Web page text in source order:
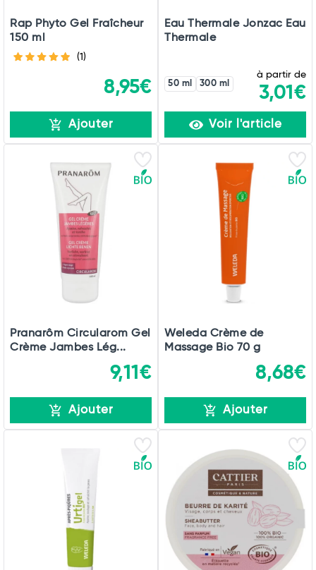
Rap Phyto Gel Fraîcheur
150 ml
(1)
8,95€
Ajouter
Eau Thermale Jonzac Eau
Thermale
50 ml 300 ml
à partir de
3,01€
Voir l'article
Pranarôm Circularom Gel
Crème Jambes Lég...
9,11€
Ajouter
Weleda Crème de
Massage Bio 70 g
8,68€
Ajouter